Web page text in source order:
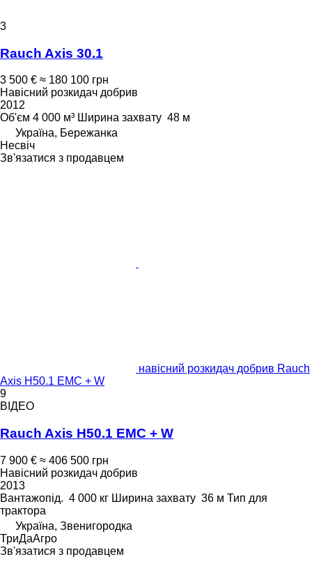
3
Rauch Axis 30.1
3 500 € ≈ 180 100 грн
Навісний розкидач добрив
2012
Об'єм 4 000 м³ Ширина захвату 48 м
Україна, Бережанка
Несвіч
Зв'язатися з продавцем
навісний розкидач добрив Rauch
Axis H50.1 EMC + W
9
ВІДЕО
Rauch Axis H50.1 EMC + W
7 900 € ≈ 406 500 грн
Навісний розкидач добрив
2013
Вантажопід. 4 000 кг Ширина захвату 36 м Тип для
трактора
Україна, Звенигородка
ТриДаАгро
Зв'язатися з продавцем